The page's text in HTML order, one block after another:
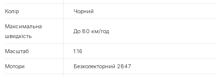
Колір Чорний
Максимальна
швидкість
До 80 км/год
Масштаб 1:16
Мотори Безколекторний 2847